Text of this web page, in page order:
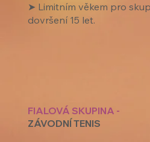
➤ Limitním věkem pro
dovršení 15 let.
FIALOVÁ SKUPINA -
ZÁVODNÍ TENIS